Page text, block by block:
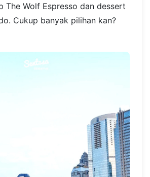
The Wolf Espresso dan dessert
Cukup banyak pilihan kan?